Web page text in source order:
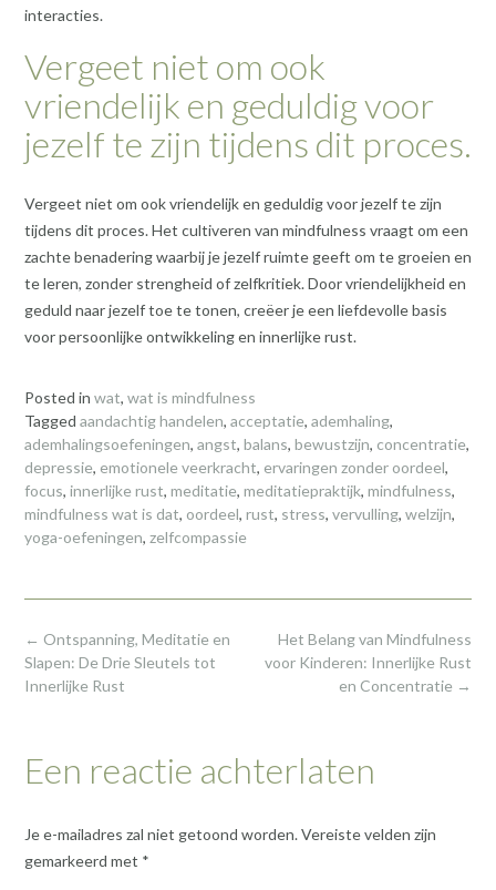
interacties.
Vergeet niet om ook
vriendelijk en geduldig voor
jezelf te zijn tijdens dit proces.
Vergeet niet om ook vriendelijk en geduldig voor jezelf te zijn
tijdens dit proces. Het cultiveren van mindfulness vraagt om een
zachte benadering waarbij je jezelf ruimte geeft om te groeien en
te leren, zonder strengheid of zelfkritiek. Door vriendelijkheid en
geduld naar jezelf toe te tonen, creëer je een liefdevolle basis
voor persoonlijke ontwikkeling en innerlijke rust.
Posted in wat, wat is mindfulness
Tagged aandachtig handelen, acceptatie, ademhaling,
ademhalingsoefeningen, angst, balans, bewustzijn, concentratie,
depressie, emotionele veerkracht, ervaringen zonder oordeel,
focus, innerlijke rust, meditatie, meditatiepraktijk, mindfulness,
mindfulness wat is dat, oordeel, rust, stress, vervulling, welzijn,
yoga-oefeningen, zelfcompassie
Post
navigation
Het Belang van Mindfulness
voor Kinderen: Innerlijke Rust
en Concentratie →
← Ontspanning, Meditatie en
Slapen: De Drie Sleutels tot
Innerlijke Rust
Een reactie achterlaten
Je e-mailadres zal niet getoond worden.Vereiste velden zijn
gemarkeerd met *